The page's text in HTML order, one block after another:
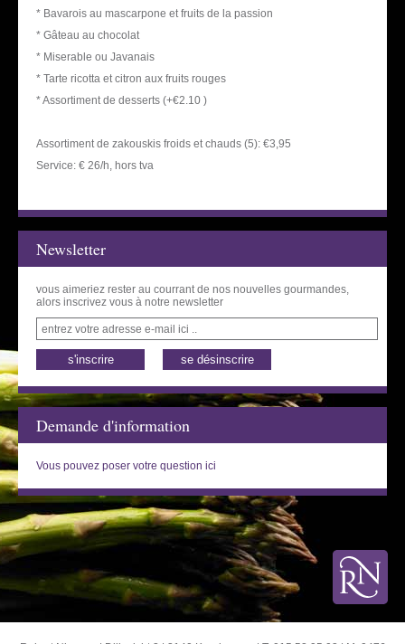
* Bavarois au mascarpone et fruits de la passion
* Gâteau au chocolat
* Miserable ou Javanais
* Tarte ricotta et citron aux fruits rouges
* Assortiment de desserts (+€2.10 )
Assortiment de zakouskis froids et chauds (5): €3,95
Service: € 26/h, hors tva
Newsletter
vous aimeriez rester au courrant de nos nouvelles gourmandes,
alors inscrivez vous à notre newsletter
entrez votre adresse e-mail ici ..
Demande d'information
Vous pouvez poser votre question ici